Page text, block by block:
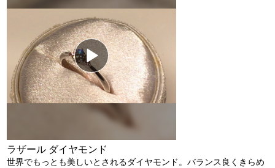
ラザール ダイヤモンド
世界でもっとも美しいとされるダイヤモンド。バランス良くきらめ